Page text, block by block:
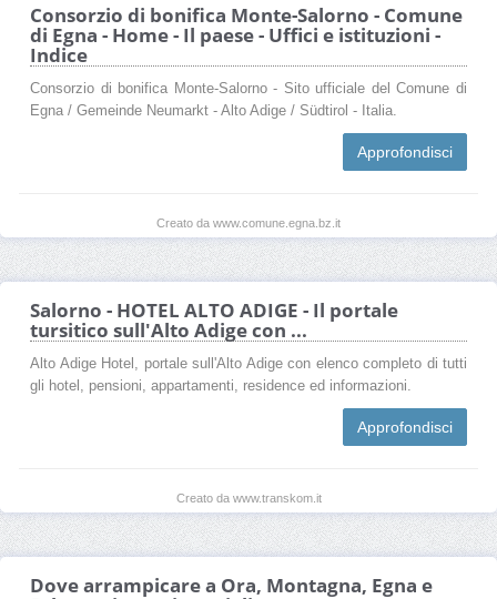
Consorzio di bonifica Monte-Salorno - Comune
di Egna - Home - Il paese - Uffici e istituzioni -
Indice
Consorzio di bonifica Monte-Salorno - Sito ufficiale del Comune di
Egna / Gemeinde Neumarkt - Alto Adige / Südtirol - Italia.
Approfondisci
Creato da www.comune.egna.bz.it
Salorno - HOTEL ALTO ADIGE - Il portale
tursitico sull'Alto Adige con ...
Alto Adige Hotel, portale sull'Alto Adige con elenco completo di tutti
gli hotel, pensioni, appartamenti, residence ed informazioni.
Approfondisci
Creato da www.transkom.it
Dove arrampicare a Ora, Montagna, Egna e